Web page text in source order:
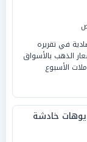
في تقريره
الذهب بالأسواق
خلال تعاملات الأسبوع
خادشة